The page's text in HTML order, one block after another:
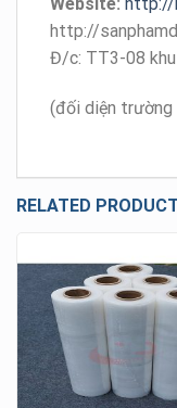
http://
Đ/c: TT3-08 khu
(đối diện trường
RELATED